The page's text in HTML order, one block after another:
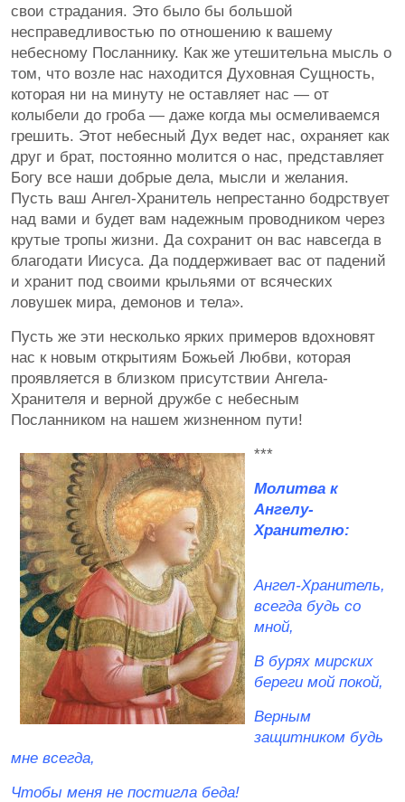
свои страдания. Это было бы большой
несправедливостью по отношению к вашему
небесному Посланнику. Как же утешительна мысль о
том, что возле нас находится Духовная Сущность,
которая ни на минуту не оставляет нас — от
колыбели до гроба — даже когда мы осмеливаемся
грешить. Этот небесный Дух ведет нас, охраняет как
друг и брат, постоянно молится о нас, представляет
Богу все наши добрые дела, мысли и желания.
Пусть ваш Ангел-Хранитель непрестанно бодрствует
над вами и будет вам надежным проводником через
крутые тропы жизни. Да сохранит он вас навсегда в
благодати Иисуса. Да поддерживает вас от падений
и хранит под своими крыльями от всяческих
ловушек мира, демонов и тела».
Пусть же эти несколько ярких примеров вдохновят
нас к новым открытиям Божьей Любви, которая
проявляется в близком присутствии Ангела-
Хранителя и верной дружбе с небесным
Посланником на нашем жизненном пути!
***
Молитва к
Ангелу-
Хранителю:
Ангел-Хранитель,
всегда будь со
мной,
В бурях мирских
береги мой покой,
Верным
защитником будь
мне всегда,
Чтобы меня не постигла беда!